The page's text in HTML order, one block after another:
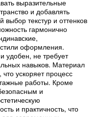
выразительные
и добавлять
текстур и оттенков
гармонично
оформления.
удобен, не требует
навыков. Материал
что ускоряет процесс
работы. Кроме
и
и практичность, что